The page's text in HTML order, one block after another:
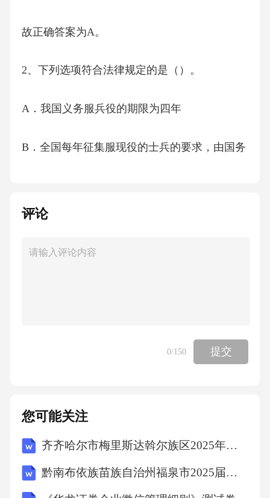
故正确答案为A。
2、下列选项符合法律规定的是（）。
A．我国义务服兵役的期限为四年
B．全国每年征集服现役的士兵的要求，由国务
C．应征公民是维持家庭生活唯一劳动力的，可
本题考查法律常识。
A项错误，根据《中华人民共和国兵役法》第二
评论
0/150 提交
您可能关注
齐齐哈尔市梅里斯达斡尔族区2025年数学三年级第二学期期中达标测试试题（含答案）
黔南布依族苗族自治州福泉市2025届三下数学期末检测试题含答案解析